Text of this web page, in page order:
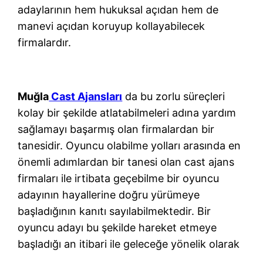
adaylarının hem hukuksal açıdan hem de
manevi açıdan koruyup kollayabilecek
firmalardır.
Muğla Cast Ajansları da bu zorlu süreçleri
kolay bir şekilde atlatabilmeleri adına yardım
sağlamayı başarmış olan firmalardan bir
tanesidir. Oyuncu olabilme yolları arasında en
önemli adımlardan bir tanesi olan cast ajans
firmaları ile irtibata geçebilme bir oyuncu
adayının hayallerine doğru yürümeye
başladığının kanıtı sayılabilmektedir. Bir
oyuncu adayı bu şekilde hareket etmeye
başladığı an itibari ile geleceğe yönelik olarak